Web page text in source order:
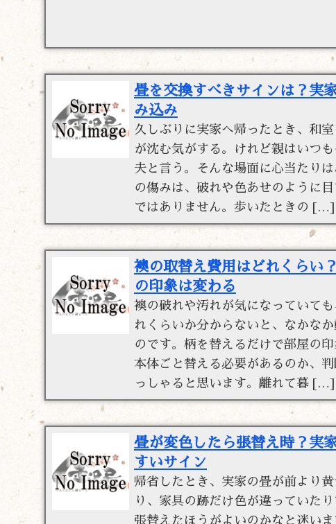
畳を交換すべきサインは？実
み込み
久しぶりに実家へ帰ったとき、和
が沈む気がする。けれど親はいつ
夫と言う。そんな場面に心当たり
の傷みは、破れや色あせのように
ではありません。歩いたときの […]
襖の取替え費用はどれくらい
の印象は変わる
襖の破れや汚れが気になっていて
れくらいか分からないと、なかな
のです。柄を替えるだけで部屋の印
本体ごと替える必要があるのか、
っしゃると思います。離れて暮 […]
畳が変色したら張替え時？実
すいサイン
帰省したとき、実家の畳が前より
り、家具の跡だけ色が違っていた
張替えたほうがよいのかなと迷い